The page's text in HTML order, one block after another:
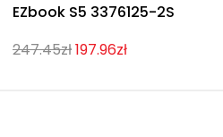
EZbook S5 3376125-2S
247.45zł197.96zł